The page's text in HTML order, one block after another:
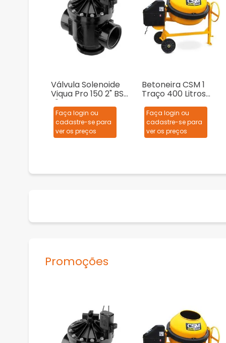
Válvula Solenoide
Viqua Pro 150 2" BSP
2"
Faça login ou
cadastre-se para
ver os preços
Betoneira CSM 1
Traço 400 Litros
Monofásica
127/220V
Faça login ou
cadastre-se para
ver os preços
Promoções